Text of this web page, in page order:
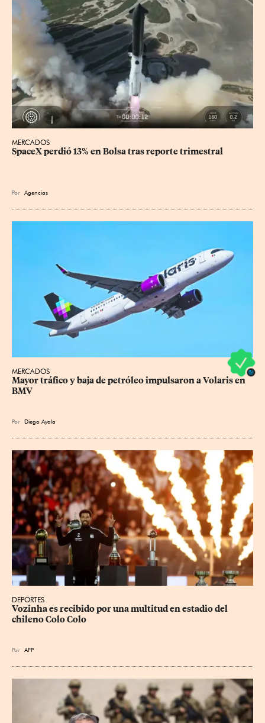
MERCADOS
SpaceX perdió 13% en Bolsa tras reporte trimestral
Por Agencias
MERCADOS
Mayor tráfico y baja de petróleo impulsaron a Volaris en
BMV
Por Diego Ayala
DEPORTES
Vozinha es recibido por una multitud en estadio del
chileno Colo Colo
Por AFP